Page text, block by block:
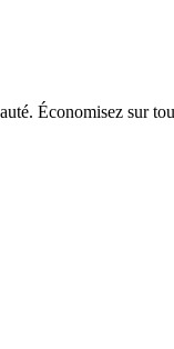
Économisez sur